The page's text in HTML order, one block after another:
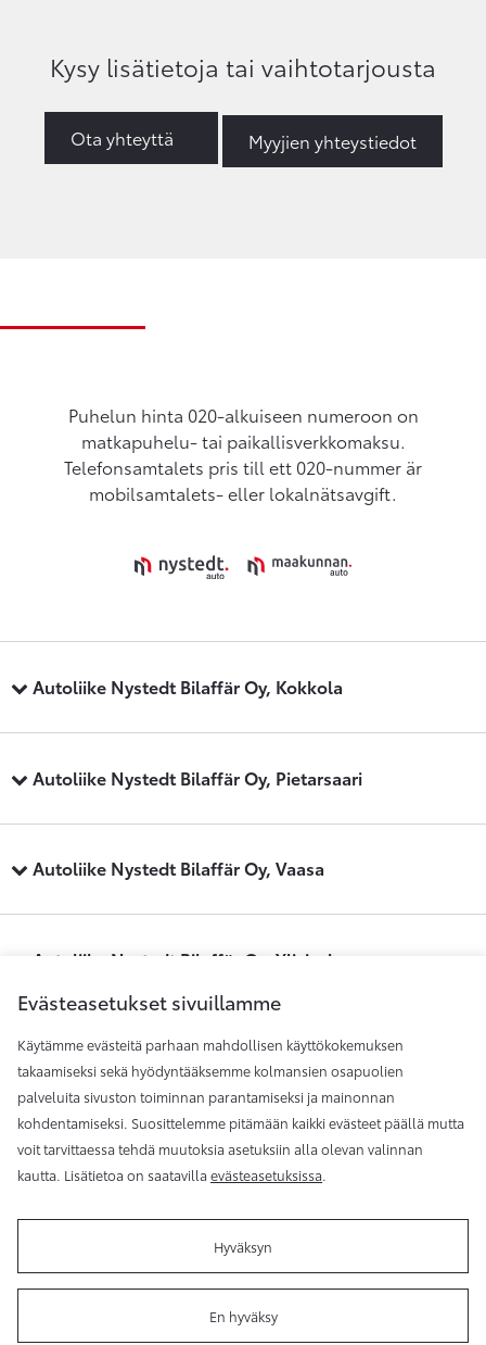
Kysy lisätietoja tai vaihtotarjousta
Ota yhteyttä Myyjien yhteystiedot
Puhelun hinta 020-alkuiseen numeroon on
matkapuhelu- tai paikallisverkkomaksu.
Telefonsamtalets pris till ett 020-nummer är
mobilsamtalets- eller lokalnätsavgift.
Autoliike Nystedt Bilaffär Oy, Kokkola
Autoliike Nystedt Bilaffär Oy, Pietarsaari
Autoliike Nystedt Bilaffär Oy, Vaasa
Autoliike Nystedt Bilaffär Oy, Ylivieska
Maakunnan Auto, Kauhajoki
Maakunnan Auto, Seinäjoki
Evästeasetukset
Evästeasetukset sivuillamme
Käytämme evästeitä parhaan mahdollisen käyttökokemuksen
takaamiseksi sekä hyödyntääksemme kolmansien osapuolien
palveluita sivuston toiminnan parantamiseksi ja mainonnan
kohdentamiseksi. Suosittelemme pitämään kaikki evästeet päällä mutta
voit tarvittaessa tehdä muutoksia asetuksiin alla olevan valinnan
kautta. Lisätietoa on saatavilla evästeasetuksissa.
Hyväksyn
En hyväksy